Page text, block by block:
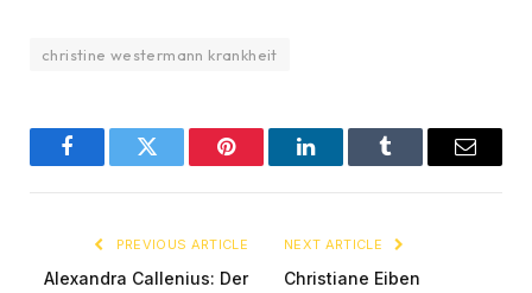
christine westermann krankheit
FacebookTwitter Pinterest LinkedInTumblr Email
PREVIOUS ARTICLE
Alexandra Callenius: Der
NEXT ARTICLE
Christiane Eiben